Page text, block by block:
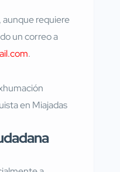
requiere
un correo a
.